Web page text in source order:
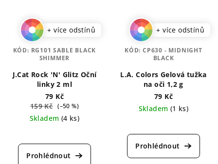
+ více odstínů
J.Cat Rock 'N' Glitz Oční
linky 2 ml
79 Kč
159 Kč (–50 %)
Skladem (4 ks)
hodnocení
produktu
KÓD: RG101 SABLE BLACK
SHIMMER
+ více odstínů
L.A. Colors Gelová tužka
na oči 1,2 g
79 Kč
Skladem (1 ks)
hodnocení
produktu
KÓD:CP630 - MIDNIGHT
BLACK